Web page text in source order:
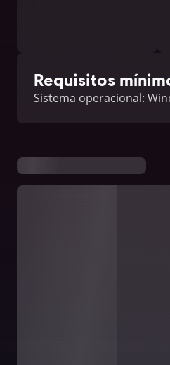
Requisitos
Sistema operacional: